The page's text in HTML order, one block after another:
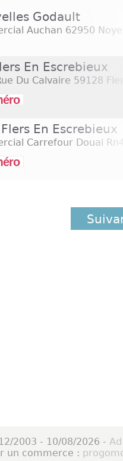
Godault
Auchan 62950
En Escrebieux
Du Calvaire 59128
En Escrebieux
Carrefour Douai
2003 - 10/08/2026 -
un commerce :